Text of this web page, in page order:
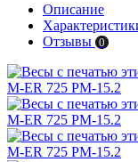
Описание
Отзывы 0